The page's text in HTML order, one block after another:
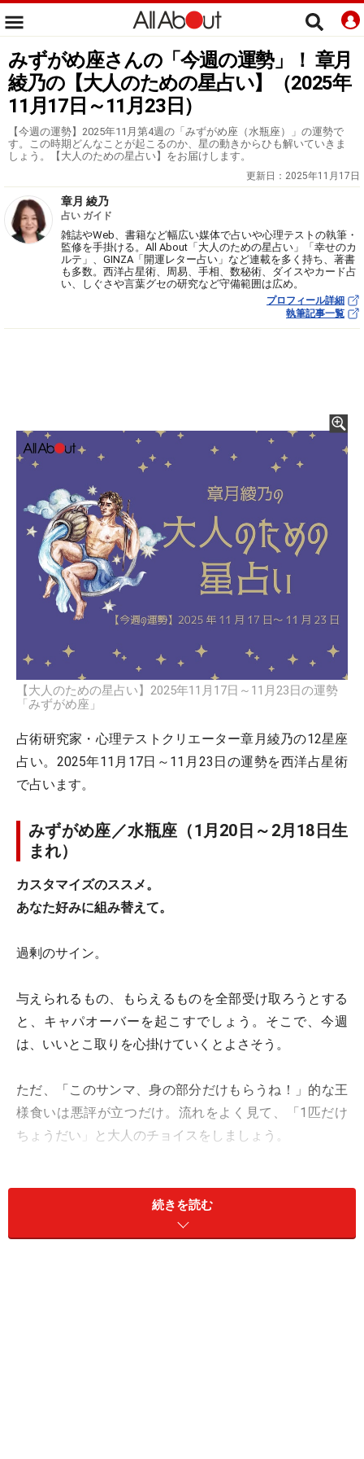
みずがめ座さんの「今週の運勢」！ 章月
綾乃の【大人のための星占い】（2025年
11月17日～11月23日）
【今週の運勢】2025年11月第4週の「みずがめ座（水瓶座）」の運勢で
す。この時期どんなことが起こるのか、星の動きからひも解いていきま
しょう。【大人のための星占い】をお届けします。
更新日： 2025年11月17日
章月 綾乃
占い ガイド
雑誌やWeb、書籍など幅広い媒体で占いや心理テストの執筆・
監修を手掛ける。All About「大人のための星占い」「幸せのカ
ルテ」、GINZA「開運レター占い」など連載を多く持ち、著書
も多数。西洋占星術、周易、手相、数秘術、ダイスやカード占
い、しぐさや言葉グセの研究など守備範囲は広め。
プロフィール詳細
執筆記事一覧
【大人のための星占い】2025年11月17日～11月23日の運勢
「みずがめ座」
占術研究家・心理テストクリエーター章月綾乃の12星座
占い。2025年11月17日～11月23日の運勢を西洋占星術
で占います。
みずがめ座／水瓶座（1月20日～2月18日生
まれ）
カスタマイズのススメ。
あなた好みに組み替えて。
過剰のサイン。
与えられるもの、もらえるものを全部受け取ろうとする
と、キャパオーバーを起こすでしょう。そこで、今週
は、いいとこ取りを心掛けていくとよさそう。
ただ、「このサンマ、身の部分だけもらうね！」的な王
様食いは悪評が立つだけ。流れをよく見て、「1匹だけ
ちょうだい」と大人のチョイスをしましょう。
る条件に。「後は頼んでいい？」と一言添えられたら完
続きを読む